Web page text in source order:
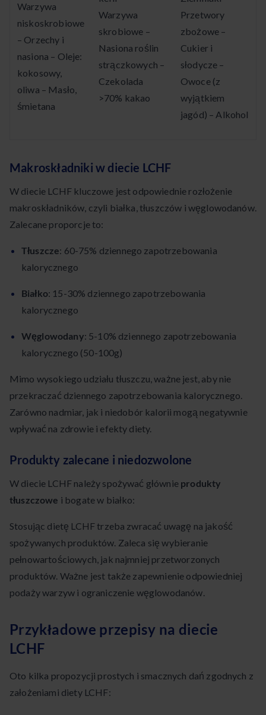
Warzywa
niskoskrobiowe
– Orzechy i
nasiona – Oleje:
kokosowy,
oliwa – Masło,
śmietana
Warzywa
skrobiowe –
Nasiona roślin
strączkowych –
Czekolada
>70% kakao
Przetwory
zbożowe –
Cukier i
słodycze –
Owoce (z
wyjątkiem
jagód) – Alkohol
Makroskładniki w diecie LCHF
W diecie LCHF kluczowe jest odpowiednie rozłożenie
makroskładników, czyli białka, tłuszczów i węglowodanów.
Zalecane proporcje to:
Tłuszcze: 60-75% dziennego zapotrzebowania
kalorycznego
Białko: 15-30% dziennego zapotrzebowania
kalorycznego
Węglowodany: 5-10% dziennego zapotrzebowania
kalorycznego (50-100g)
Mimo wysokiego udziału tłuszczu, ważne jest, aby nie
przekraczać dziennego zapotrzebowania kalorycznego.
Zarówno nadmiar, jak i niedobór kalorii mogą negatywnie
wpływać na zdrowie i efekty diety.
Produkty zalecane i niedozwolone
W diecie LCHF należy spożywać głównie produkty
tłuszczowe i bogate w białko:
Stosując dietę LCHF trzeba zwracać uwagę na jakość
spożywanych produktów. Zaleca się wybieranie
pełnowartościowych, jak najmniej przetworzonych
produktów. Ważne jest także zapewnienie odpowiedniej
podaży warzyw i ograniczenie węglowodanów.
Przykładowe przepisy na diecie
LCHF
Oto kilka propozycji prostych i smacznych dań zgodnych z
założeniami diety LCHF: